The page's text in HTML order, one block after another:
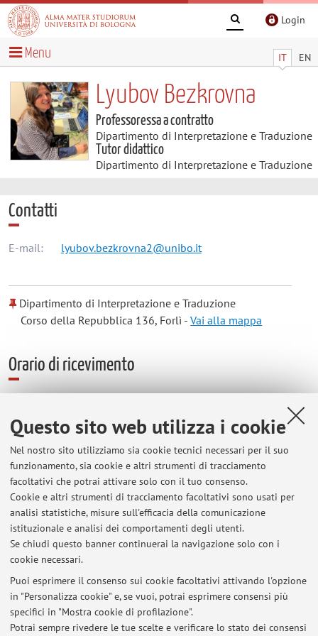
Questo sito web utilizza i cookie
Nel nostro sito utilizziamo sia cookie tecnici necessari per il suo
funzionamento, sia cookie e altri strumenti di tracciamento
facoltativi che potrai attivare solo con il tuo consenso.
Cookie e altri strumenti di tracciamento facoltativi sono usati per
analisi statistiche, misure sull'efficacia della comunicazione
istituzionale e analisi dei comportamenti degli utenti.
Se chiudi questo banner continuerai la navigazione solo con i
cookie necessari.
Puoi esprimere il consenso sui cookie facoltativi attivando l'opzione
in "Personalizza cookie" e, se vuoi, potrai esprimere consensi più
specifici in "Mostra cookie di profilazione".
Potrai sempre rivedere le tue scelte e verificare lo stato dei consensi
Login
IT EN
Menu
Lyubov Bezkrovna
Professoressa a contratto
Dipartimento di Interpretazione e Traduzione
Tutor didattico
Dipartimento di Interpretazione e Traduzione
Contatti
E-mail: lyubov.bezkrovna2@unibo.it
Dipartimento di Interpretazione e Traduzione
Corso della Repubblica 136, Forlì -Vai alla mappa
Orario di ricevimento
che si terrà in maniera presenziale contattando la docente in
anticipo via e-maillyubov.bezkrovna2@unibo.it
Ultimi avvisi
Inizio didattica online Mediazione russa III
Pubblicato il: 04 marzo 2020
Cancellazione lezione del 31/10/2013
Pubblicato il: 30 ottobre 2013
Modifica orario, I semestre